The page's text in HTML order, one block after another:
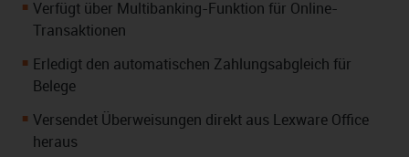
Verfügt über Multibanking-Funktion für Online-
Transaktionen
Erledigt den automatischen Zahlungsabgleich für
Belege
Versendet Überweisungen direkt aus Lexware Office
heraus